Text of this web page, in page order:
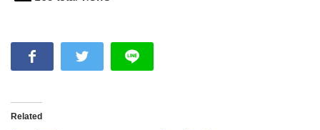
Related